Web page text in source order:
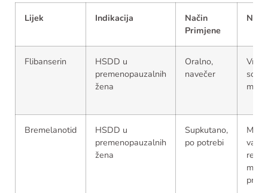
Lijek Indikacija
Način
Primjene
Flibanserin
HSDD u
premenopauzalnih
žena
Oralno,
navečer
Bremelanotid
HSDD u
premenopauzalnih
žena
Supkutano,
po potrebi